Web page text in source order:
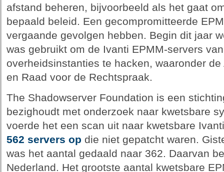
afstand beheren, bijvoorbeeld als het gaat
bepaald beleid. Een gecompromitteerde
vergaande gevolgen hebben. Begin dit jaar
was gebruikt om de Ivanti EPMM-servers
overheidsinstanties te hacken, waaronder
en Raad voor de Rechtspraak.
The Shadowserver Foundation is een
bezighoudt met onderzoek naar kwetsbare
voerde het een scan uit naar kwetsbare
562 servers op die niet gepatcht waren.
was het aantal gedaald naar 362. Daarvan
Nederland. Het grootste aantal kwetsbare